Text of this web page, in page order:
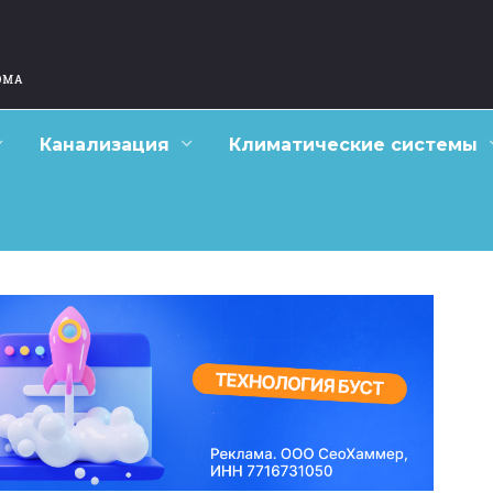
Канализация Климатические системы